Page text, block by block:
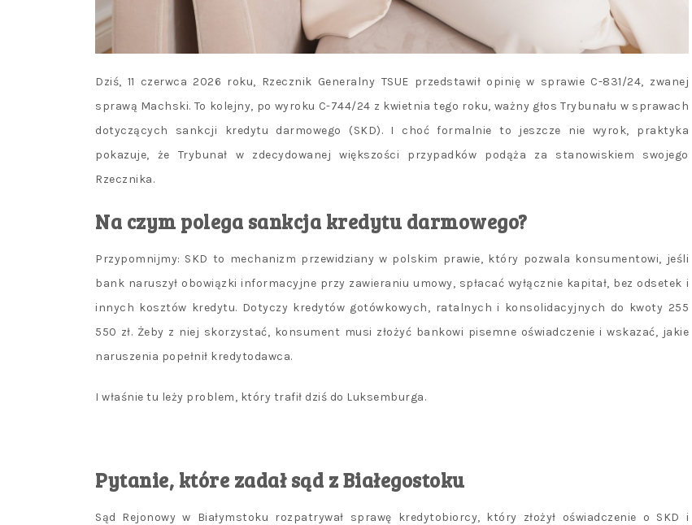
Dziś, 11 czerwca 2026 roku, Rzecznik Generalny TSUE przedstawił opinię w sprawie C-831/24, zwanej
sprawą Machski. To kolejny, po wyroku C-744/24 z kwietnia tego roku, ważny głos Trybunału w sprawach
dotyczących sankcji kredytu darmowego (SKD). I choć formalnie to jeszcze nie wyrok, praktyka
pokazuje, że Trybunał w zdecydowanej większości przypadków podąża za stanowiskiem swojego
Rzecznika.
Na czym polega sankcja kredytu darmowego?
Przypomnijmy: SKD to mechanizm przewidziany w polskim prawie, który pozwala konsumentowi, jeśli
bank naruszył obowiązki informacyjne przy zawieraniu umowy, spłacać wyłącznie kapitał, bez odsetek i
innych kosztów kredytu. Dotyczy kredytów gotówkowych, ratalnych i konsolidacyjnych do kwoty 255
550 zł. Żeby z niej skorzystać, konsument musi złożyć bankowi pisemne oświadczenie i wskazać, jakie
naruszenia popełnił kredytodawca.
I właśnie tu leży problem, który trafił dziś do Luksemburga.
Pytanie, które zadał sąd z Białegostoku
Sąd Rejonowy w Białymstoku rozpatrywał sprawę kredytobiorcy, który złożył oświadczenie o SKD i